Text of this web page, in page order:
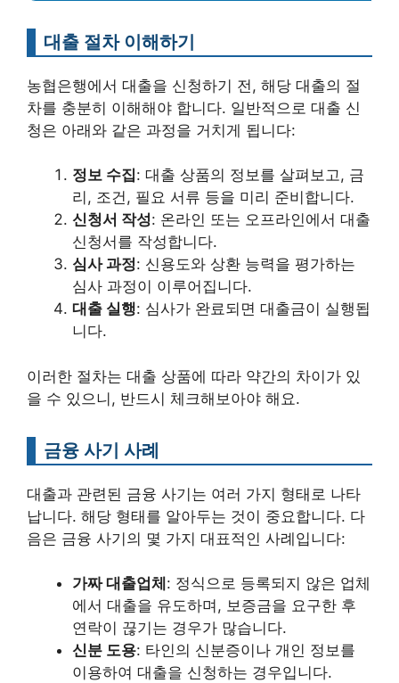
대출 절차 이해하기
농협은행에서 대출을 신청하기 전, 해당 대출의 절
차를 충분히 이해해야 합니다. 일반적으로 대출 신
청은 아래와 같은 과정을 거치게 됩니다:
정보 수집: 대출 상품의 정보를 살펴보고, 금
리, 조건, 필요 서류 등을 미리 준비합니다.
신청서 작성: 온라인 또는 오프라인에서 대출
신청서를 작성합니다.
심사 과정: 신용도와 상환 능력을 평가하는
심사 과정이 이루어집니다.
대출 실행: 심사가 완료되면 대출금이 실행됩
니다.
이러한 절차는 대출 상품에 따라 약간의 차이가 있
을 수 있으니, 반드시 체크해보아야 해요.
금융 사기 사례
대출과 관련된 금융 사기는 여러 가지 형태로 나타
납니다. 해당 형태를 알아두는 것이 중요합니다. 다
음은 금융 사기의 몇 가지 대표적인 사례입니다:
가짜 대출업체 : 정식으로 등록되지 않은 업체
에서 대출을 유도하며, 보증금을 요구한 후
연락이 끊기는 경우가 많습니다.
신분 도용: 타인의 신분증이나 개인 정보를
이용하여 대출을 신청하는 경우입니다.